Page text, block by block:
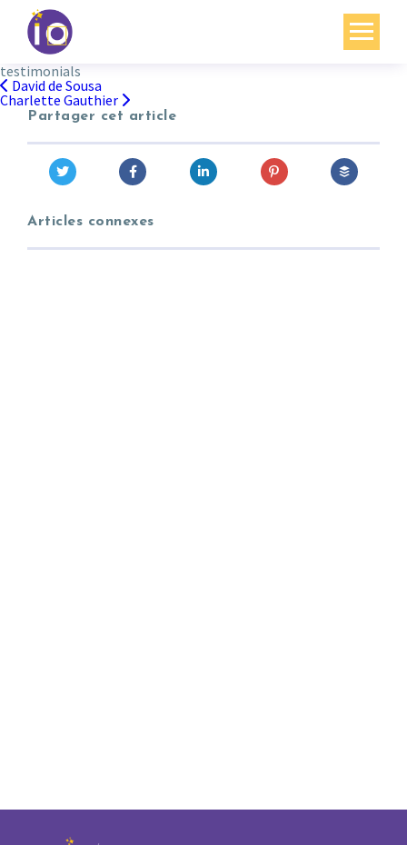
Vos enjeux
Nos expertises
Académie
Agenda
testimonials
Navigation
de
l’article
David de Sousa
Charlette Gauthier
Partager cet article
Articles connexes